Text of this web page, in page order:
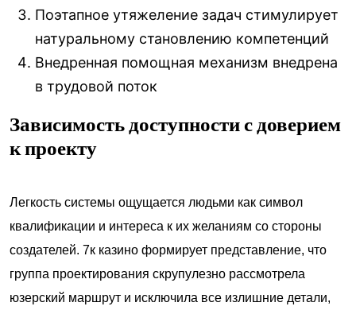
Поэтапное утяжеление задач стимулирует
натуральному становлению компетенций
Внедренная помощная механизм внедрена
в трудовой поток
Зависимость доступности с доверием
к проекту
Легкость системы ощущается людьми как символ
квалификации и интереса к их желаниям со стороны
создателей. 7к казино формирует представление, что
группа проектирования скрупулезно рассмотрела
юзерский маршрут и исключила все излишние детали,